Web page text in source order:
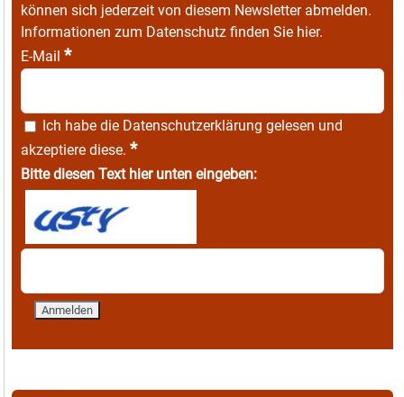
können sich jederzeit von diesem Newsletter abmelden.
Informationen zum Datenschutz finden Sie hier.
E-Mail *
Ich habe die Datenschutzerklärung gelesen und
akzeptiere diese. *
Bitte diesen Text hier unten eingeben: